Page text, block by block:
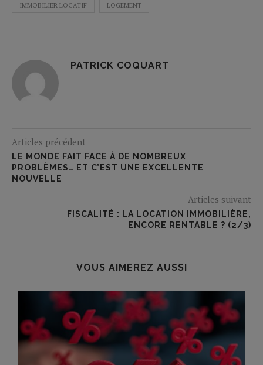
IMMOBILIER LOCATIF LOGEMENT
PATRICK COQUART
Articles précédent
LE MONDE FAIT FACE À DE NOMBREUX
PROBLÈMES… ET C’EST UNE EXCELLENTE
NOUVELLE
Articles suivant
FISCALITÉ : LA LOCATION IMMOBILIÈRE,
ENCORE RENTABLE ? (2/3)
VOUS AIMEREZ AUSSI